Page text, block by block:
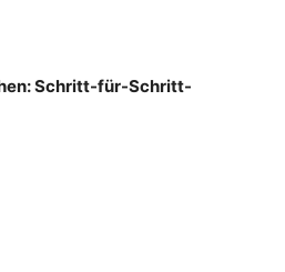
Schritt-für-Schritt-